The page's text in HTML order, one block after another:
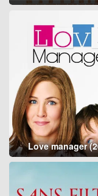
Love manager